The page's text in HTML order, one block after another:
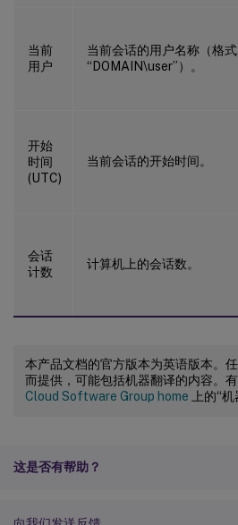
当前
用户
当前会话的用户名称（格
“DOMAIN\user”）。
开始
时间
(UTC)
当前会话的开始时间。
会话
计数
计算机上的会话数。
本产品文档的官方版本为英语版本。
而提供，可能包括机器翻译的内容。
Cloud Software Group home 上的“
这是否有帮助？